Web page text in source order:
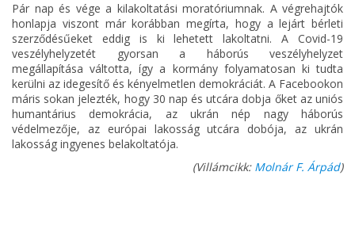
Pár nap és vége a kilakoltatási moratóriumnak. A végrehajtók
honlapja viszont már korábban megírta, hogy a lejárt bérleti
szerződésűeket eddig is ki lehetett lakoltatni. A Covid-19
veszélyhelyzetét gyorsan a háborús veszélyhelyzet
megállapítása váltotta, így a kormány folyamatosan ki tudta
kerülni az idegesítő és kényelmetlen demokráciát. A Facebookon
máris sokan jelezték, hogy 30 nap és utcára dobja őket az uniós
humantárius demokrácia, az ukrán nép nagy háborús
védelmezője, az európai lakosság utcára dobója, az ukrán
lakosság ingyenes belakoltatója.
(Villámcikk: Molnár F. Árpád)